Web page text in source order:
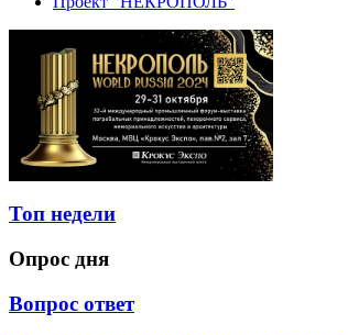
Топ недели
Опрос дня
Вопрос ответ